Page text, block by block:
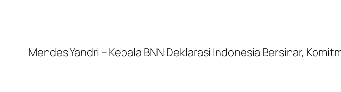
Mendes Yandri – Kepala BNN Deklarasi Indonesia Bersinar,